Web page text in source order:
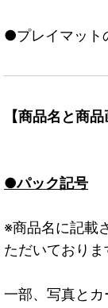
●プレイマット
【商品名と商
●パック記号
※商品名に記載
ただいておりま
一部、写真と